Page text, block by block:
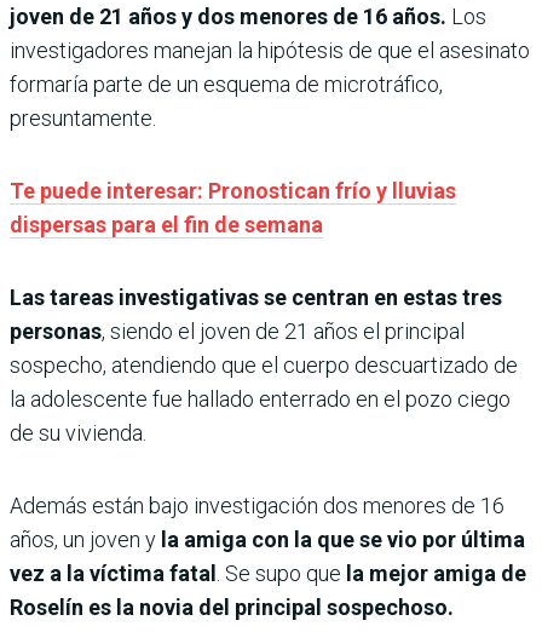
joven de 21 años y dos menores de 16 años. Los
investigadores manejan la hipótesis de que el asesinato
formaría parte de un esquema de microtráfico,
presuntamente.
Te puede interesar: Pronostican frío y lluvias
dispersas para el fin de semana
Las tareas investigativas se centran en estas tres
personas, siendo el joven de 21 años el principal
sospecho, atendiendo que el cuerpo descuartizado de
la adolescente fue hallado enterrado en el pozo ciego
de su vivienda.
Además están bajo investigación dos menores de 16
años, un joven y la amiga con la que se vio por última
vez a la víctima fatal . Se supo que la mejor amiga de
Roselín es la novia del principal sospechoso.